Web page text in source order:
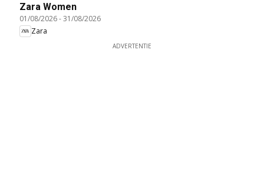
Zara Women
01/08/2026-31/08/2026
Zara
ADVERTENTIE